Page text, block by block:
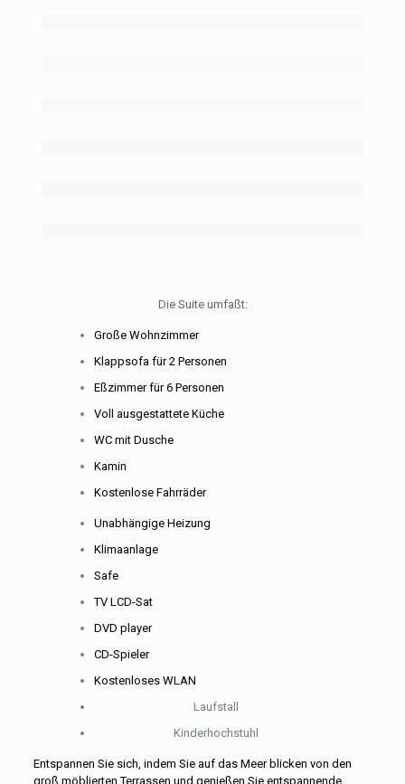
Die Suite umfaßt:
Große Wohnzimmer
Klappsofa für 2 Personen
Eßzimmer für 6 Personen
Voll ausgestattete Küche
WC mit Dusche
Kamin
Kostenlose Fahrräder
Unabhängige Heizung
Klimaanlage
Safe
TV LCD-Sat
DVD player
CD-Spieler
Kostenloses WLAN
Laufstall
Kinderhochstuhl
Entspannen Sie sich, indem Sie auf das Meer blicken von den
groß möblierten Terrassen und genießen Sie entspannende